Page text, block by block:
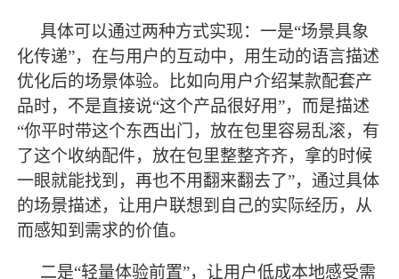
具体可以通过两种方式实现：一是“场景具象
化传递”，在与用户的互动中，用生动的语言描述
优化后的场景体验。比如向用户介绍某款配套产
品时，不是直接说“这个产品很好用”，而是描述
“你平时带这个东西出门，放在包里容易乱滚，有
了这个收纳配件，放在包里整整齐齐，拿的时候
一眼就能找到，再也不用翻来翻去了”，通过具体
的场景描述，让用户联想到自己的实际经历，从
而感知到需求的价值。
二是“轻量体验前置”，让用户低成本地感受需